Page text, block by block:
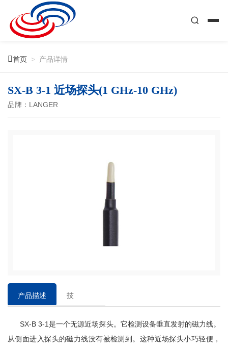
首页 > 产品详情
SX-B 3-1 近场探头(1 GHz-10 GHz)
品牌：LANGER
产品描述
技
参
数
SX-B 3-1是一个无源近场探头。它检测设备垂直发射的磁力线。
从侧面进入探头的磁力线没有被检测到。 这种近场探头小巧轻便，